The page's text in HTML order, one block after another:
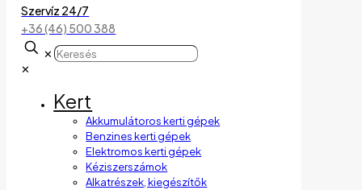
Szervíz 24/7
+36 (46) 500 388
✕
✕
Kert
Akkumulátoros kerti gépek
Benzines kerti gépek
Elektromos kerti gépek
Kéziszerszámok
Alkatrészek, kiegészítők